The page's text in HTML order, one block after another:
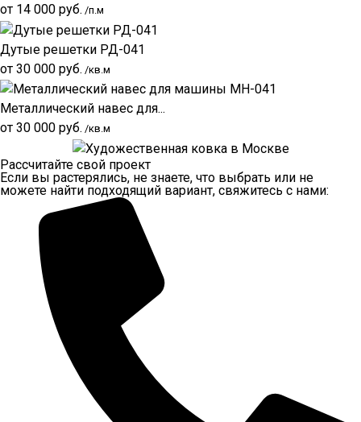
от 14 000 руб. /п.м
Дутые решетки РД-041
от 30 000 руб. /кв.м
Металлический навес для...
от 30 000 руб. /кв.м
Рассчитайте свой проект
Если вы растерялись, не знаете, что выбрать или не
можете найти подходящий вариант, свяжитесь с нами: